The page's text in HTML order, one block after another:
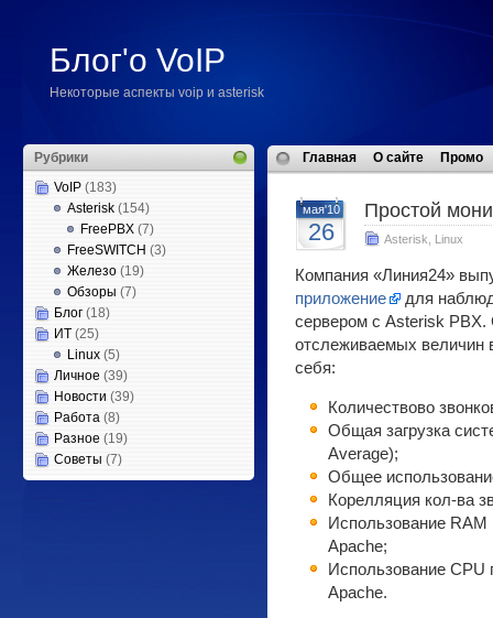
Блог'о VoIP
Некоторые аспекты voip и asterisk
Рубрики
VoIP (183)
Asterisk (154)
FreePBX (7)
FreeSWITCH (3)
Железо (19)
Обзоры (7)
Блог (18)
ИТ (25)
Linux (5)
Личное (39)
Новости (39)
Работа (8)
Разное (19)
Советы (7)
Главная О сайте Промо
мая'10
26
Простой
Asterisk Linux
Компания «Линия24»
приложение
для
сервером с Asterisk PBX.
отслеживаемых величин
себя:
Количествово
Общая загрузка
Average);
Общее
Корелляция кол-ва
Использование
Apache;
Использование
Apache.